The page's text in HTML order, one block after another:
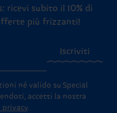
ricevi subito il 10% di
più frizzanti!
Iscriviti
né valido su Special
accetti la nostra
privacy.